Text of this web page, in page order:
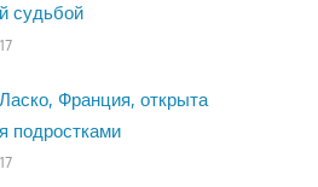
судьбой
Франция, открыта
подростками